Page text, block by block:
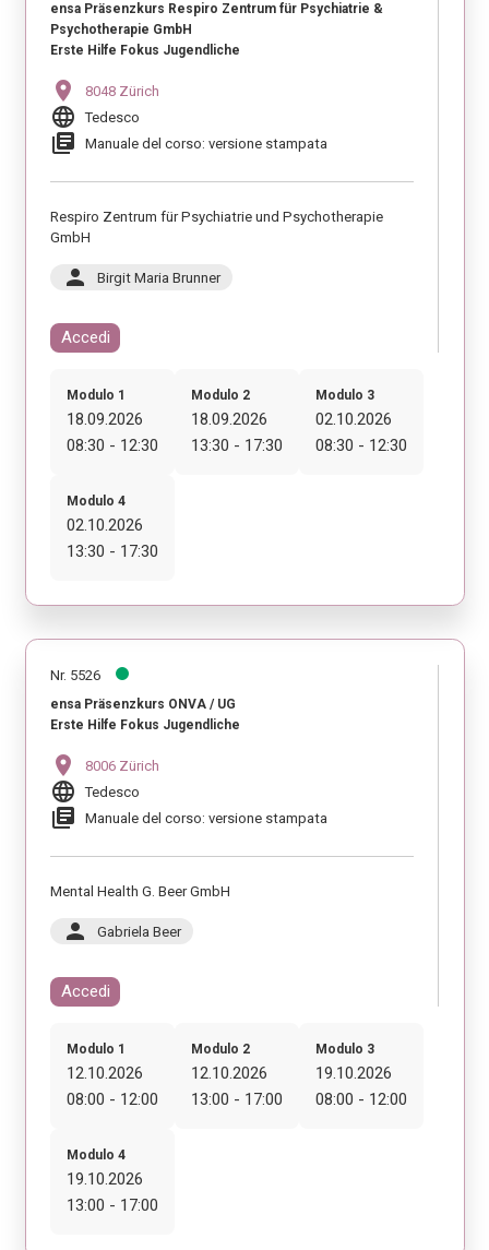
ensa Präsenzkurs Respiro Zentrum für Psychiatrie &
Psychotherapie GmbH
Erste Hilfe Fokus Jugendliche
location_on 8048 Zürich
language Tedesco
library_books Manuale del corso: versione stampata
Respiro Zentrum für Psychiatrie und Psychotherapie
GmbH
person Birgit Maria Brunner
Accedi
Modulo 1
18.09.2026
08:30 - 12:30
Modulo 2
18.09.2026
13:30 - 17:30
Modulo 3
02.10.2026
08:30 - 12:30
Modulo 4
02.10.2026
13:30 - 17:30
Nr. 5526
ensa Präsenzkurs ONVA / UG
Erste Hilfe Fokus Jugendliche
location_on 8006 Zürich
language Tedesco
library_books Manuale del corso: versione stampata
Mental Health G. Beer GmbH
person Gabriela Beer
Accedi
Modulo 1
12.10.2026
08:00 - 12:00
Modulo 2
12.10.2026
13:00 - 17:00
Modulo 3
19.10.2026
08:00 - 12:00
Modulo 4
19.10.2026
13:00 - 17:00